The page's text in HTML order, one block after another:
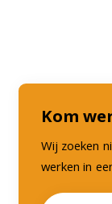
Kom
Wij zoeken
werken in